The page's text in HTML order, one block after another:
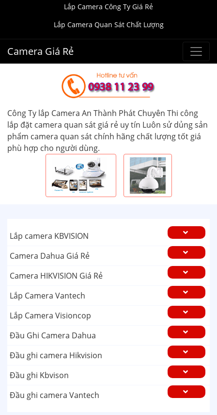
Lắp Camera Công Ty Giá Rẻ
Lắp Camera Quan Sát Chất Lượng
Camera Giá Rẻ
Công Ty lắp Camera An Thành Phát Chuyên Thi công
lắp đặt camera quan sát giá rẻ uy tín Luôn sử dủng sản
phẩm camera quan sát chính hãng chất lượng tốt giá
phù hợp cho người dùng.
Lắp camera KBVISION
Camera Dahua Giá Rẻ
Camera HIKVISION Giá Rẻ
Lắp Camera Vantech
Lắp Camera Visioncop
Đầu Ghi Camera Dahua
Đầu ghi camera Hikvision
Đầu ghi Kbvison
Đầu ghi camera Vantech